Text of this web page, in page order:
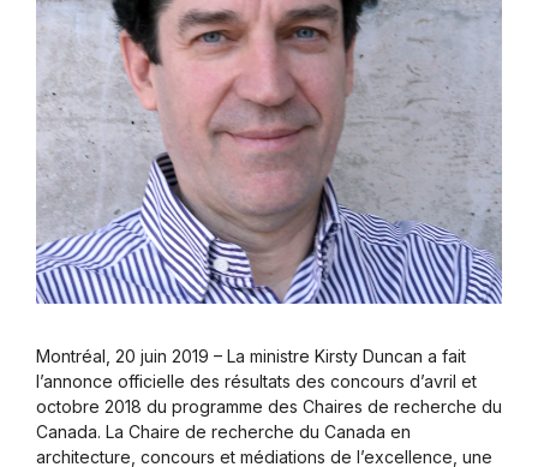
Montréal, 20 juin 2019 – La ministre Kirsty Duncan a fait
l’annonce officielle des résultats des concours d’avril et
octobre 2018 du programme des Chaires de recherche du
Canada. La Chaire de recherche du Canada en
architecture, concours et médiations de l’excellence, une